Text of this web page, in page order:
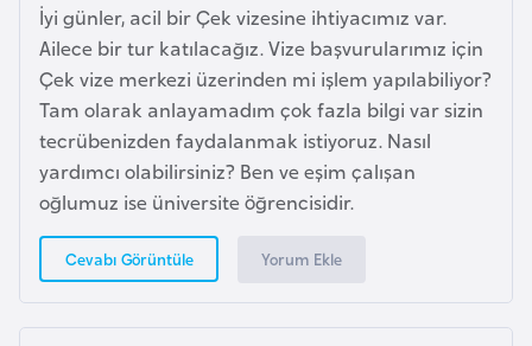
İyi günler, acil bir Çek vizesine ihtiyacımız var.
Ailece bir tur katılacağız. Vize başvurularımız için
Çek vize merkezi üzerinden mi işlem yapılabiliyor?
Tam olarak anlayamadım çok fazla bilgi var sizin
tecrübenizden faydalanmak istiyoruz. Nasıl
yardımcı olabilirsiniz? Ben ve eşim çalışan
oğlumuz ise üniversite öğrencisidir.
Cevabı Görüntüle Yorum Ekle
l
t
e
r
e
a